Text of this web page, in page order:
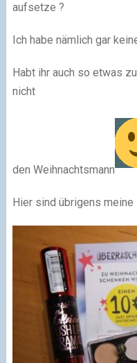
aufsetze ?
Ich habe nämlich gar
Habt ihr auch so etwas
nicht
den Weihnachtsmann
Hier sind übrigens meine